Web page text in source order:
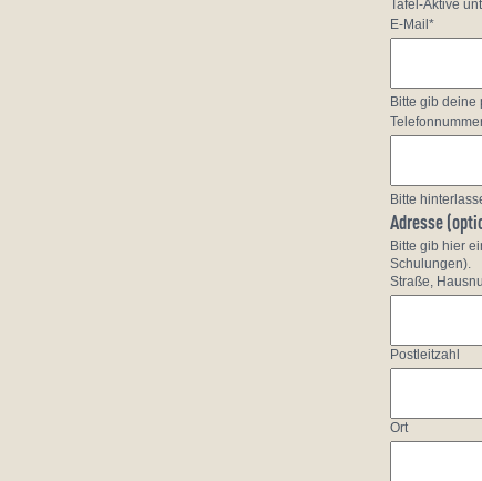
Tafel-Aktive
E-Mail*
Bitte gib
Bitte
Adresse
Bitte gib hier
Schulungen).
Straße,
Postleitzahl
Ort